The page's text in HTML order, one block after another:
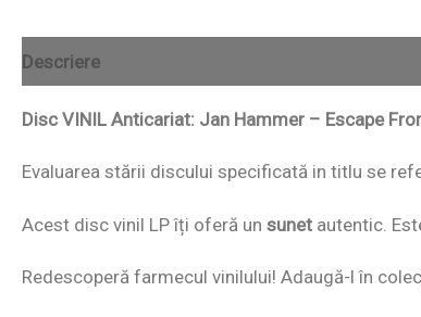
Descriere
Disc VINIL Anticariat: Jan Hammer – Escape
Evaluarea stării discului specificată in titlu se
Acest disc vinil LP îți oferă un sunet autentic.
Redescoperă farmecul vinilului! Adaugă-l în